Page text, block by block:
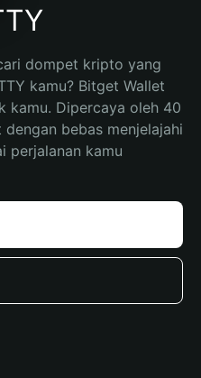
dompet kripto yang
kamu? Bitget Wallet
kamu. Dipercaya oleh 40
bebas menjelajahi
perjalanan kamu